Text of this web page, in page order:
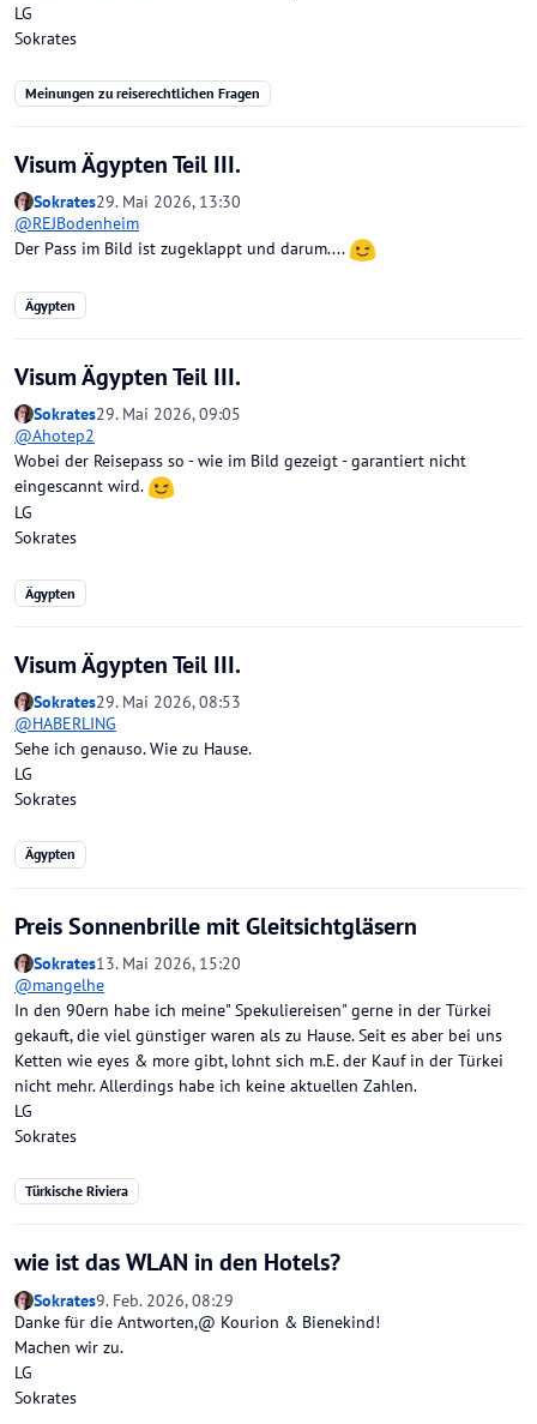
LG
Sokrates
Meinungen zu reiserechtlichen Fragen
Visum Ägypten Teil III.
Sokrates29. Mai 2026, 13:30
@REJBodenheim
Der Pass im Bild ist zugeklappt und darum....
Ägypten
Visum Ägypten Teil III.
Sokrates29. Mai 2026, 09:05
@Ahotep2
Wobei der Reisepass so - wie im Bild gezeigt - garantiert nicht
eingescannt wird.
LG
Sokrates
Ägypten
Visum Ägypten Teil III.
Sokrates29. Mai 2026, 08:53
@HABERLING
Sehe ich genauso. Wie zu Hause.
LG
Sokrates
Ägypten
Preis Sonnenbrille mit Gleitsichtgläsern
Sokrates13. Mai 2026, 15:20
@mangelhe
In den 90ern habe ich meine" Spekuliereisen" gerne in der Türkei
gekauft, die viel günstiger waren als zu Hause. Seit es aber bei uns
Ketten wie eyes & more gibt, lohnt sich m.E. der Kauf in der Türkei
nicht mehr. Allerdings habe ich keine aktuellen Zahlen.
LG
Sokrates
Türkische Riviera
wie ist das WLAN in den Hotels?
Sokrates9. Feb. 2026, 08:29
Danke für die Antworten,@ Kourion & Bienekind!
Machen wir zu.
LG
Sokrates